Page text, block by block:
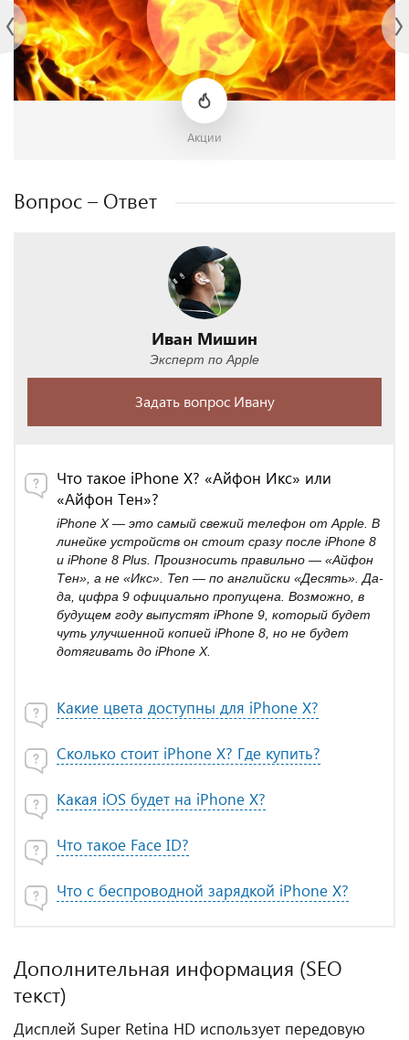
Акции
Вопрос – Ответ
Иван Мишин
Эксперт по Apple
Задать вопрос Ивану
Что такое iPhone X? «Айфон Икс» или
«Айфон Тен»?
iPhone X — это самый свежий телефон от Apple. В
линейке устройств он стоит сразу после iPhone 8
и iPhone 8 Plus. Произносить правильно — «Айфон
Тен», а не «Икс». Ten — по английски «Десять». Да-
да, цифра 9 официально пропущена. Возможно, в
будущем году выпустят iPhone 9, который будет
чуть улучшенной копией iPhone 8, но не будет
дотягивать до iPhone X.
Какие цвета доступны для iPhone X?
Сколько стоит iPhone X? Где купить?
Какая iOS будет на iPhone X?
Что такое Face ID?
Что с беспроводной зарядкой iPhone X?
Дополнительная информация (SEO
текст)
Дисплей Super Retina HD использует передовую